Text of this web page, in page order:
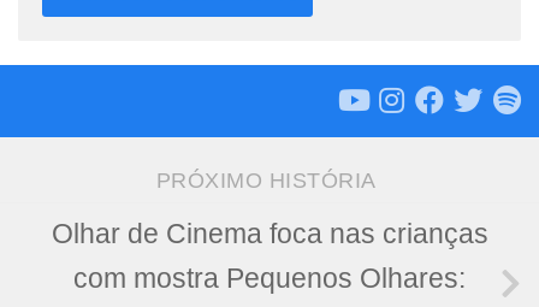
PRÓXIMO HISTÓRIA
Olhar de Cinema foca nas crianças
com mostra Pequenos Olhares: